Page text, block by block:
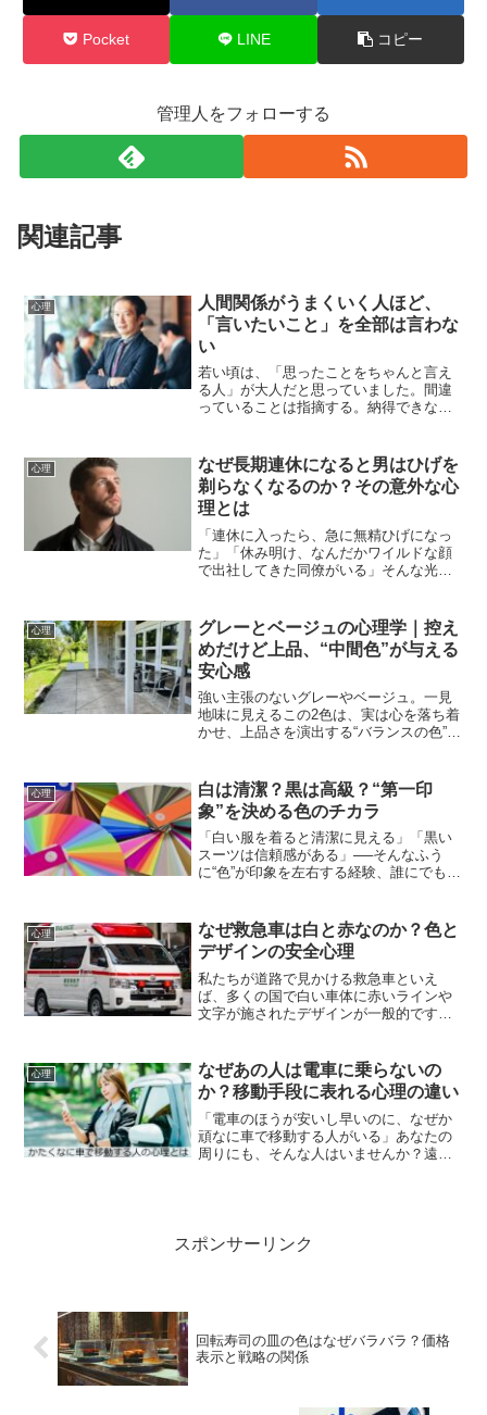
Pocket LINE コピー
管理人をフォローする
関連記事
心理
人間関係がうまくいく人ほど、
「言いたいこと」を全部は言わな
い
若い頃は、「思ったことをちゃんと言え
る人」が大人だと思っていました。間違
っていることは指摘する。納得できない
です。でも、年齢を重ねてから気づきま
した。人間関係がうまくい...
心理
なぜ長期連休になると男はひげを
剃らなくなるのか？その意外な心
理とは
「連休に入ったら、急に無精ひげになっ
た」「休み明け、なんだかワイルドな顔
で出社してきた同僚がいる」そんな光
休になると急にひげを剃らなくなる男性
は意外と多いものです。一見...
心理
グレーとベージュの心理学｜控え
めだけど上品、“中間色”が与える
安心感
強い主張のないグレーやベージュ。一見
地味に見えるこの2色は、実は心を落ち着
かせ、上品さを演出する“バランスの色”で
役”といえる存在。今回は、グレーとベー
ジュという「中間...
心理
白は清潔？黒は高級？“第一印
象”を決める色のチカラ
「白い服を着ると清潔に見える」「黒い
スーツは信頼感がある」──そんなふう
に“色”が印象を左右する経験、誰にでもあ
頼」「上品さ」といった感情を受け取っ
ています。特に、第一印...
心理
なぜ救急車は白と赤なのか？色と
デザインの安全心理
私たちが道路で見かける救急車といえ
ば、多くの国で白い車体に赤いラインや
文字が施されたデザインが一般的です。
人間の視覚や心理、安全性に関する研究
と歴史的背景によって選ばれ...
心理
なぜあの人は電車に乗らないの
か？移動手段に表れる心理の違い
「電車のほうが安いし早いのに、なぜか
頑なに車で移動する人がいる」あなたの
周りにも、そんな人はいませんか？遠出
スポンサーリンク
回転寿司の皿の色はなぜバラバラ？価格
表示と戦略の関係